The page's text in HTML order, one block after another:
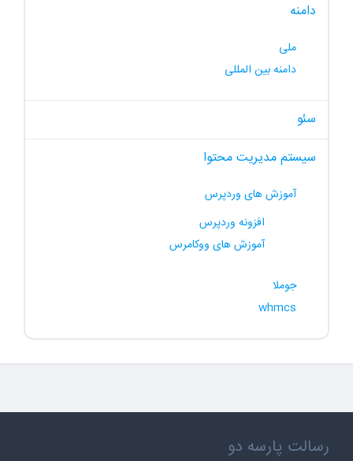
دامنه
ملی
دامنه بین المللی
سئو
سیستم مدیریت محتوا
آموزش های وردپرس
افزونه وردپرس
آموزش های ووکامرس
جوملا
whmcs
رسالت پارسه دو